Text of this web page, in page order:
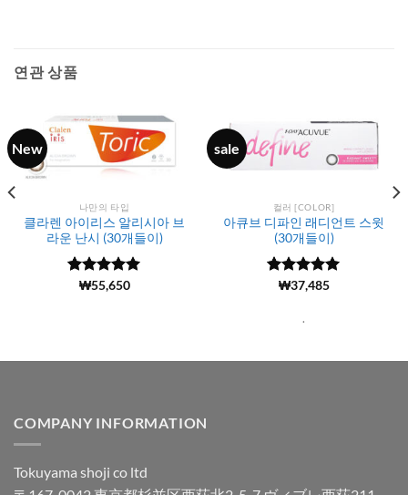
연관 상품
New
나만의 타입
클라렌 아이리스 알리시아 브
라운 난시 (30개들이)
5 중에서
(188)
₩55,650
sale
컬러 [COLOR]
아큐브 디파인 래디언트 스윗
(30개들이)
5 중에서
(6107)
₩37,485
.
COMPANY INFORMATION
Tokuyama shoji co ltd